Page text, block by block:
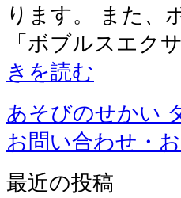
ります。 また、
「ボブルスエク
きを読む
あそびのせかい
お問い合わせ・
最近の投稿